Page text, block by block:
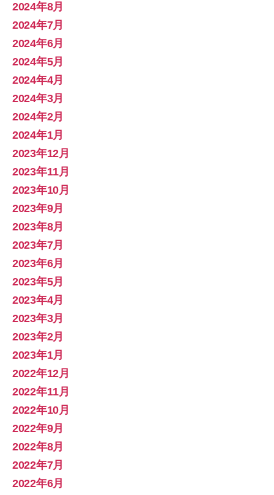
2024年8月
2024年7月
2024年6月
2024年5月
2024年4月
2024年3月
2024年2月
2024年1月
2023年12月
2023年11月
2023年10月
2023年9月
2023年8月
2023年7月
2023年6月
2023年5月
2023年4月
2023年3月
2023年2月
2023年1月
2022年12月
2022年11月
2022年10月
2022年9月
2022年8月
2022年7月
2022年6月